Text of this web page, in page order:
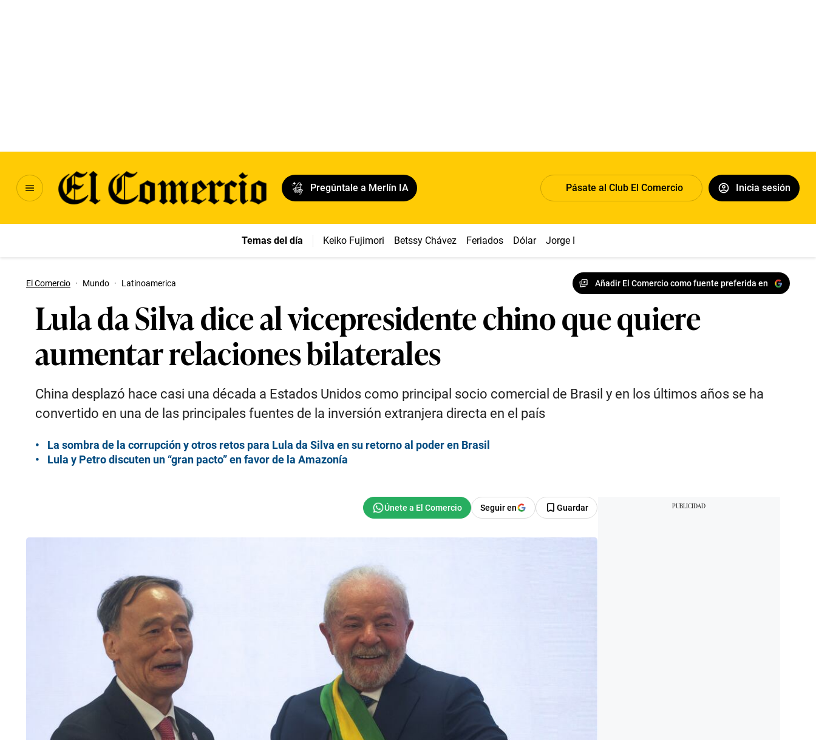
Pregúntale a Merlín IA Pásate al Club El Comercio Inicia sesión
Temas del día Keiko Fujimori Betssy Chávez Feriados Dólar Jorge Messi
El Comercio · Mundo · Latinoamerica Añadir El Comercio como fuente preferida en
Lula da Silva dice al vicepresidente chino que quiere
aumentar relaciones bilaterales
China desplazó hace casi una década a Estados Unidos como principal socio comercial de Brasil y en los últimos años se ha
convertido en una de las principales fuentes de la inversión extranjera directa en el país
La sombra de la corrupción y otros retos para Lula da Silva en su retorno al poder en Brasil
Lula y Petro discuten un “gran pacto” en favor de la Amazonía
Seguir en Guardar